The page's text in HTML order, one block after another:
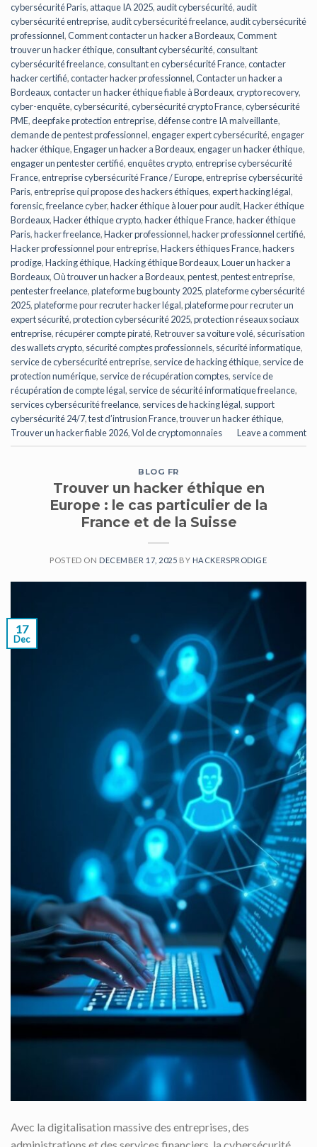
cybersécurité Paris, attaque IA 2025, audit cybersécurité, audit
cybersécurité entreprise, audit cybersécurité freelance, audit cybersécurité
professionnel,Comment contacter un hacker a Bordeaux,Comment
trouver un hacker éthique,consultant cybersécurité,consultant
cybersécurité freelance,consultant en cybersécurité France,contacter
hacker certifié,contacter hacker professionnel,Contacter un hacker a
Bordeaux,contacter un hacker éthique fiable à Bordeaux,crypto recovery,
cyber-enquête,cybersécurité,cybersécurité crypto France,cybersécurité
PME,deepfake protection entreprise,défense contre IA malveillante,
demande de pentest professionnel,engager expert cybersécurité,engager
hacker éthique,Engager un hacker a Bordeaux,engager un hacker éthique,
engager un pentester certifié,enquêtes crypto,entreprise cybersécurité
France,entreprise cybersécurité France / Europe,entreprise cybersécurité
Paris,entreprise qui propose des hackers éthiques,expert hacking légal,
forensic,freelance cyber,hacker éthique à louer pour audit,Hacker éthique
Bordeaux,Hacker éthique crypto,hacker éthique France,hacker éthique
Paris,hacker freelance,Hacker professionnel,hacker professionnel certifié,
Hacker professionnel pour entreprise,Hackers éthiques France,hackers
prodige,Hacking éthique,Hacking éthique Bordeaux,Louer un hacker a
Bordeaux,Où trouver un hacker a Bordeaux,pentest,pentest entreprise,
pentester freelance,plateforme bug bounty 2025,plateforme cybersécurité
2025,plateforme pour recruter hacker légal,plateforme pour recruter un
expert sécurité,protection cybersécurité 2025,protection réseaux sociaux
entreprise,récupérer compte piraté,Retrouver sa voiture volé, sécurisation
des wallets crypto, sécurité comptes professionnels, sécurité informatique,
service de cybersécurité entreprise, service de hacking éthique, service de
protection numérique, service de récupération comptes, service de
récupération de compte légal, service de sécurité informatique freelance,
services cybersécurité freelance, services de hacking légal, support
cybersécurité 24/7,test d’intrusion France,trouver un hacker éthique,
Trouver un hacker fiable 2026,Vol de cryptomonnaies Leave a comment
BLOG FR
Trouver un hacker éthique en
Europe : le cas particulier de la
France et de la Suisse
POSTED ON DECEMBER 17, 2025 BY HACKERSPRODIGE
17
Dec
Avec la digitalisation massive des entreprises, des